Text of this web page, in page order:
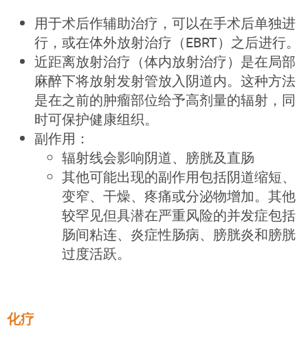
用于术后作辅助治疗，可以在手术后单独进
行，或在体外放射治疗（EBRT）之后进行。
近距离放射治疗（体内放射治疗）是在局部
麻醉下将放射发射管放入阴道内。这种方法
是在之前的肿瘤部位给予高剂量的辐射，同
时可保护健康组织。
副作用：
辐射线会影响阴道、膀胱及直肠
其他可能出现的副作用包括阴道缩短、
变窄、干燥、疼痛或分泌物增加。其他
较罕见但具潜在严重风险的并发症包括
肠间粘连、炎症性肠病、膀胱炎和膀胱
过度活跃。
化疗